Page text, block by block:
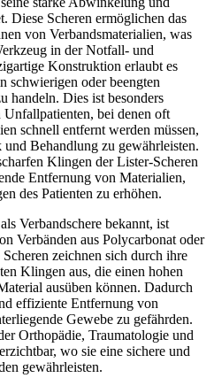
Diese Scheren ermöglichen das
von Verbandsmaterialien, was
in der Notfall- und
Konstruktion erlaubt es
schwierigen oder beengten
handeln. Dies ist besonders
bei denen oft
schnell entfernt werden müssen,
Behandlung zu gewährleisten.
Klingen der Lister-Scheren
Entfernung von Materialien,
des Patienten zu erhöhen.
Verbandschere bekannt, ist
Verbänden aus Polycarbonat oder
zeichnen sich durch ihre
Klingen aus, die einen hohen
ausüben können. Dadurch
effiziente Entfernung von
Gewebe zu gefährden.
Orthopädie, Traumatologie und
wo sie eine sichere und
gewährleisten.